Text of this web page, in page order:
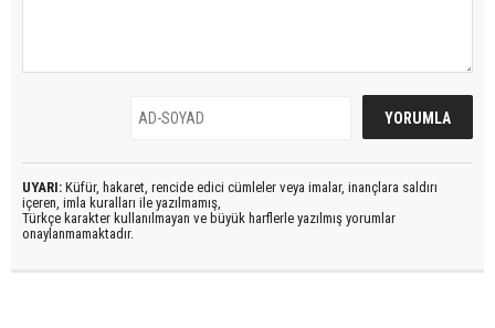
UYARI: Küfür, hakaret, rencide edici cümleler veya imalar, inançlara saldırı
içeren, imla kuralları ile yazılmamış,
Türkçe karakter kullanılmayan ve büyük harflerle yazılmış yorumlar
onaylanmamaktadır.